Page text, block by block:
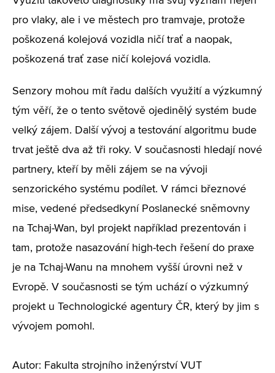
pro vlaky, ale i ve městech pro tramvaje, protože
poškozená kolejová vozidla ničí trať a naopak,
poškozená trať zase ničí kolejová vozidla.
Senzory mohou mít řadu dalších využití a výzkumný
tým věří, že o tento světově ojedinělý systém bude
velký zájem. Další vývoj a testování algoritmu bude
trvat ještě dva až tři roky. V současnosti hledají nové
partnery, kteří by měli zájem se na vývoji
senzorického systému podílet. V rámci březnové
mise, vedené předsedkyní Poslanecké sněmovny
na Tchaj-Wan, byl projekt například prezentován i
tam, protože nasazování high-tech řešení do praxe
je na Tchaj-Wanu na mnohem vyšší úrovni než v
Evropě. V současnosti se tým uchází o výzkumný
projekt u Technologické agentury ČR, který by jim s
vývojem pomohl.
Autor: Fakulta strojního inženýrství VUT